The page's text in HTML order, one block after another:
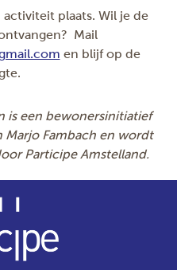
plaats. Wil je de
Mail
en blijf op de
is een bewonersinitiatief
Marjo Fambach en wordt
Participe Amstelland.